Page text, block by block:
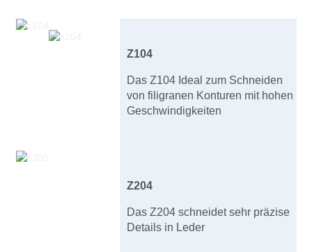
Z104
Das Z104 Ideal zum Schneiden
von filigranen Konturen mit hohen
Geschwindigkeiten
Z204
Das Z204 schneidet sehr präzise
Details in Leder